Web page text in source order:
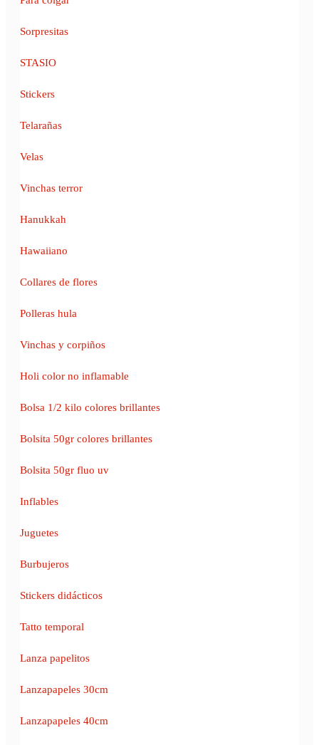
Sorpresitas
STASIO
Stickers
Telarañas
Velas
Vinchas terror
Hanukkah
Hawaiiano
Collares de flores
Polleras hula
Vinchas y corpiños
Holi color no inflamable
Bolsa 1/2 kilo colores brillantes
Bolsita 50gr colores brillantes
Bolsita 50gr fluo uv
Inflables
Juguetes
Burbujeros
Stickers didácticos
Tatto temporal
Lanza papelitos
Lanzapapeles 30cm
Lanzapapeles 40cm